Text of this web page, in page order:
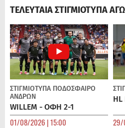
ΤΕΛΕΥΤΑΙΑ ΣΤΙΓΜΙΟΤΥΠΑ
ΣΤΙΓΜΙΟΤΥΠΑ ΠΟΔΌΣΦΑΙΡΟ
ΑΝΔΡΏΝ
WILLEM - ΟΦΗ 2-1
01/08/2026 | 15:00 29/